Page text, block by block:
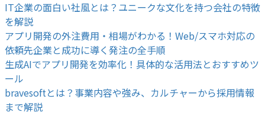
IT企業の面白い社風とは？ユニークな文化を持つ会社の特徴
を解説
アプリ開発の外注費用・相場がわかる！Web/スマホ対応の
依頼先企業と成功に導く発注の全手順
生成AIでアプリ開発を効率化！具体的な活用法とおすすめツ
ール
bravesoftとは？事業内容や強み、カルチャーから採用情報
まで解説